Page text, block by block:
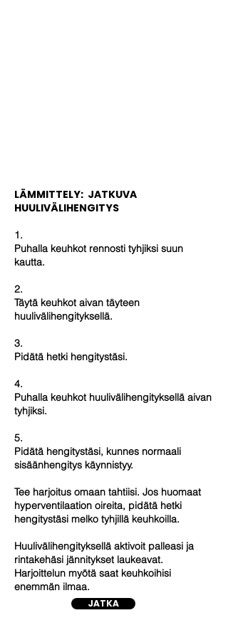
LÄMMITTELY: JATKUVA
HUULIVÄLIHENGITYS
1.
Puhalla keuhkot rennosti tyhjiksi suun
kautta.
2.
Täytä keuhkot aivan täyteen
huulivälihengityksellä.
3.
Pidätä hetki hengitystäsi.
4.
Puhalla keuhkot huulivälihengityksellä aivan
tyhjiksi.
5.
Pidätä hengitystäsi, kunnes normaali
sisäänhengitys käynnistyy.
Tee harjoitus omaan tahtiisi. Jos huomaat
hyperventilaation oireita, pidätä hetki
hengitystäsi melko tyhjillä keuhkoilla.
Huulivälihengityksellä aktivoit palleasi ja
rintakehäsi jännitykset laukeavat.
Harjoittelun myötä saat keuhkoihisi
enemmän ilmaa.
JATKA